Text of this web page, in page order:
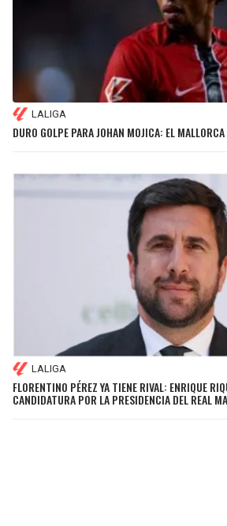
LALIGA
DURO GOLPE PARA JOHAN MOJICA: EL
LALIGA
FLORENTINO PÉREZ YA TIENE RIVAL: ENRIQUE
CANDIDATURA POR LA PRESIDENCIA DEL REAL